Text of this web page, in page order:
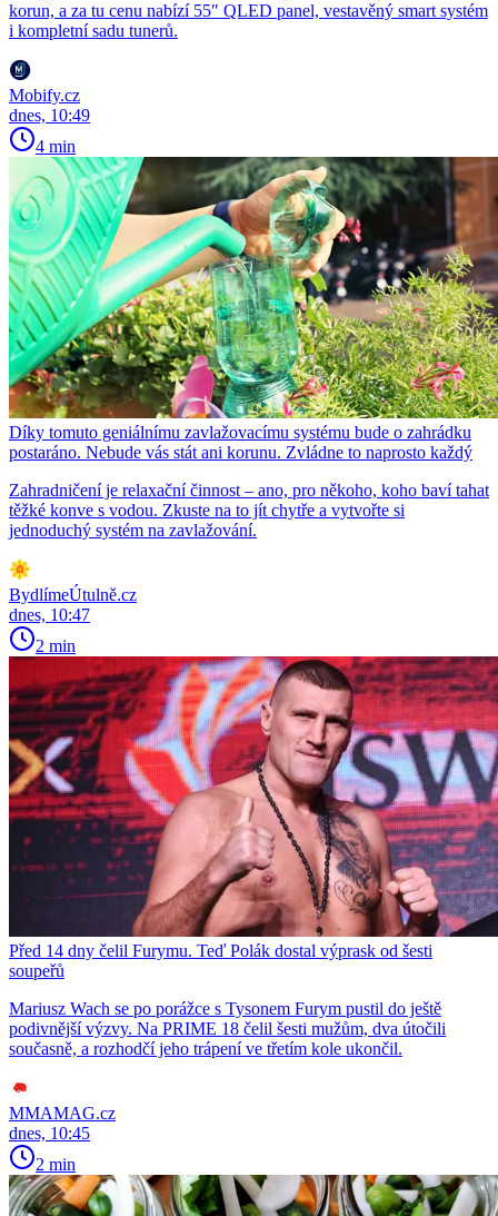
korun, a za tu cenu nabízí 55″ QLED panel, vestavěný smart systém
i kompletní sadu tunerů.
Mobify.cz
dnes, 10:49
4 min
Díky tomuto geniálnímu zavlažovacímu systému bude o zahrádku
postaráno. Nebude vás stát ani korunu. Zvládne to naprosto každý
Zahradničení je relaxační činnost – ano, pro někoho, koho baví tahat
těžké konve s vodou. Zkuste na to jít chytře a vytvořte si
jednoduchý systém na zavlažování.
BydlímeÚtulně.cz
dnes, 10:47
2 min
Před 14 dny čelil Furymu. Teď Polák dostal výprask od šesti
soupeřů
Mariusz Wach se po porážce s Tysonem Furym pustil do ještě
podivnější výzvy. Na PRIME 18 čelil šesti mužům, dva útočili
současně, a rozhodčí jeho trápení ve třetím kole ukončil.
MMAMAG.cz
dnes, 10:45
2 min